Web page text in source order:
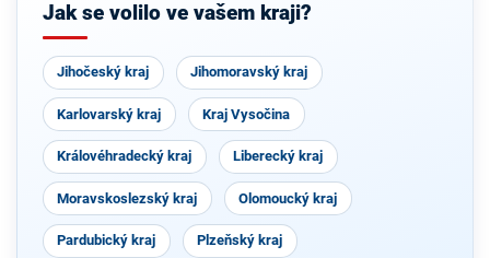
NEZÁVISL
ČEŠI
Jak se volilo ve vašem kraji?
Jihočeský kraj Jihomoravský kraj
Karlovarský kraj Kraj Vysočina
Královéhradecký kraj Liberecký kraj
Moravskoslezský kraj Olomoucký kraj
Pardubický kraj Plzeňský kraj